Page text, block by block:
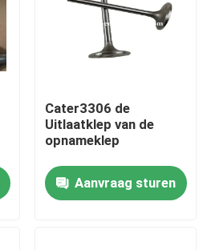
Cater3306 de
Uitlaatklep van de
opnameklep
Aanvraag sturen